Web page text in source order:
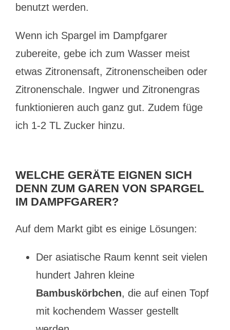
benutzt werden.
Wenn ich Spargel im Dampfgarer
zubereite, gebe ich zum Wasser meist
etwas Zitronensaft, Zitronenscheiben oder
Zitronenschale. Ingwer und Zitronengras
funktionieren auch ganz gut. Zudem füge
ich 1-2 TL Zucker hinzu.
WELCHE GERÄTE EIGNEN SICH
DENN ZUM GAREN VON SPARGEL
IM DAMPFGARER?
Auf dem Markt gibt es einige Lösungen:
Der asiatische Raum kennt seit vielen
hundert Jahren kleine
Bambuskörbchen, die auf einen Topf
mit kochendem Wasser gestellt